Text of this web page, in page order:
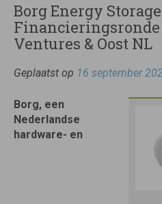
Borg Energy
Financieringsronde
Ventures & Oost NL
Geplaatst op 16 september
Borg, een
Nederlandse
hardware- en